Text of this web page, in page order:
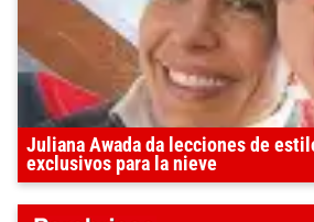
Juliana Awada da lecciones de
exclusivos para la nieve